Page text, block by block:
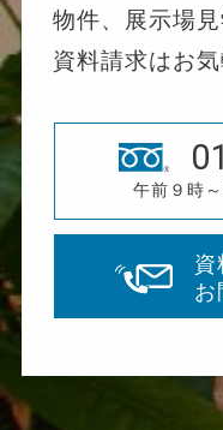
物件、展示場
資料請求はお
午前９時～